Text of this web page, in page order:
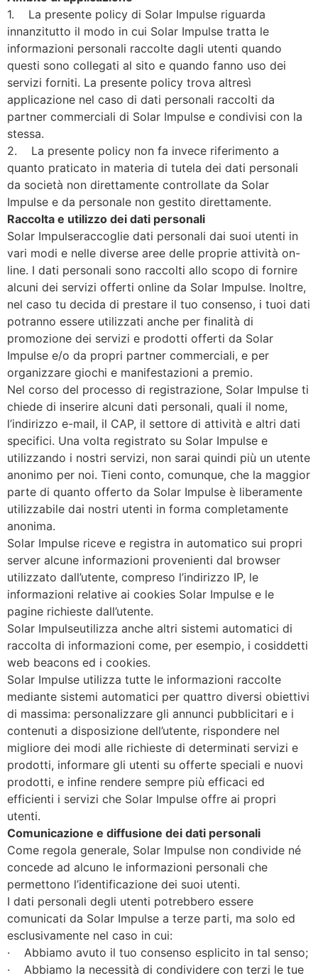
1. La presente policy di Solar Impulse riguarda
innanzitutto il modo in cui Solar Impulse tratta le
informazioni personali raccolte dagli utenti quando
questi sono collegati al sito e quando fanno uso dei
servizi forniti. La presente policy trova altresì
applicazione nel caso di dati personali raccolti da
partner commerciali di Solar Impulse e condivisi con la
stessa.
2. La presente policy non fa invece riferimento a
quanto praticato in materia di tutela dei dati personali
da società non direttamente controllate da Solar
Impulse e da personale non gestito direttamente.
Raccolta e utilizzo dei dati personali
Solar Impulseraccoglie dati personali dai suoi utenti in
vari modi e nelle diverse aree delle proprie attività on-
line. I dati personali sono raccolti allo scopo di fornire
alcuni dei servizi offerti online da Solar Impulse. Inoltre,
nel caso tu decida di prestare il tuo consenso, i tuoi dati
potranno essere utilizzati anche per finalità di
promozione dei servizi e prodotti offerti da Solar
Impulse e/o da propri partner commerciali, e per
organizzare giochi e manifestazioni a premio.
Nel corso del processo di registrazione, Solar Impulse ti
chiede di inserire alcuni dati personali, quali il nome,
l’indirizzo e-mail, il CAP, il settore di attività e altri dati
specifici. Una volta registrato su Solar Impulse e
utilizzando i nostri servizi, non sarai quindi più un utente
anonimo per noi. Tieni conto, comunque, che la maggior
parte di quanto offerto da Solar Impulse è liberamente
utilizzabile dai nostri utenti in forma completamente
anonima.
Solar Impulse riceve e registra in automatico sui propri
server alcune informazioni provenienti dal browser
utilizzato dall’utente, compreso l’indirizzo IP, le
informazioni relative ai cookies Solar Impulse e le
pagine richieste dall’utente.
Solar Impulseutilizza anche altri sistemi automatici di
raccolta di informazioni come, per esempio, i cosiddetti
web beacons ed i cookies.
Solar Impulse utilizza tutte le informazioni raccolte
mediante sistemi automatici per quattro diversi obiettivi
di massima: personalizzare gli annunci pubblicitari e i
contenuti a disposizione dell’utente, rispondere nel
migliore dei modi alle richieste di determinati servizi e
prodotti, informare gli utenti su offerte speciali e nuovi
prodotti, e infine rendere sempre più efficaci ed
efficienti i servizi che Solar Impulse offre ai propri
utenti.
Comunicazione e diffusione dei dati personali
Come regola generale, Solar Impulse non condivide né
concede ad alcuno le informazioni personali che
permettono l’identificazione dei suoi utenti.
I dati personali degli utenti potrebbero essere
comunicati da Solar Impulse a terze parti, ma solo ed
esclusivamente nel caso in cui:
· Abbiamo avuto il tuo consenso esplicito in tal senso;
· Abbiamo la necessità di condividere con terzi le tue